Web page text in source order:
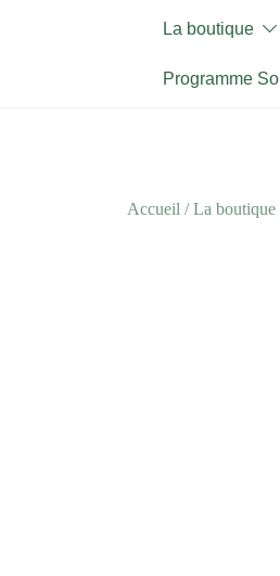
La boutique
Programme
Accueil /La boutique